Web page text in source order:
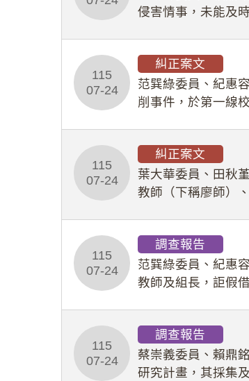
侵害情事，未能及
115
07-24
糾正案文
范巽綠委員、紀惠
削事件，於第一線
115
07-24
糾正案文
葉大華委員、田秋
教師（下稱廖師）
115
07-24
調查報告
范巽綠委員、紀惠
教師及組長，詎假
115
07-24
調查報告
蔡崇義委員、賴鼎
研究計畫，其採集